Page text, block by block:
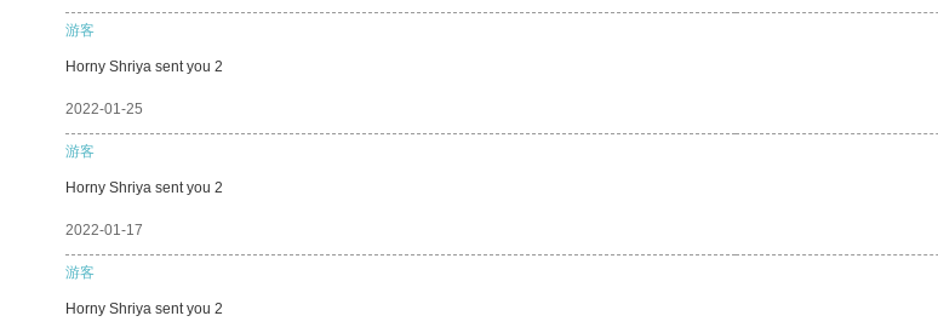
游客
Horny Shriya sent you 2
2022-01-25
游客
Horny Shriya sent you 2
2022-01-17
游客
Horny Shriya sent you 2